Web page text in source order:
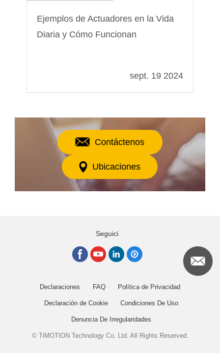
Ejemplos de Actuadores en la Vida
Diaria y Cómo Funcionan
sept. 19 2024
Contáctenos
Ubicaciones
Seguici
Declaraciones FAQ Política de Privacidad
Declaración de Cookie Condiciones De Uso
Denuncia De Irregularidades
© TiMOTION Technology Co. Ltd. All Rights Reserved.